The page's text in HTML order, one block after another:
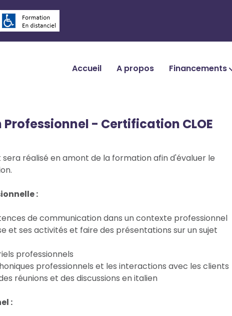
Accueil A propos Financements
- Certification CLOE
réalisé en amont de la formation afin d'évaluer le
:
de communication dans un contexte professionnel
et ses activités et faire des présentations sur un sujet
professionnels
professionnels et les interactions avec les clients
réunions et des discussions en italien
: